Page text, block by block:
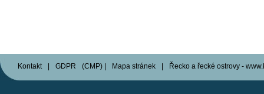
Kontakt GDPR (CMP) Mapa stránek Řecko a řecké ostrovy -